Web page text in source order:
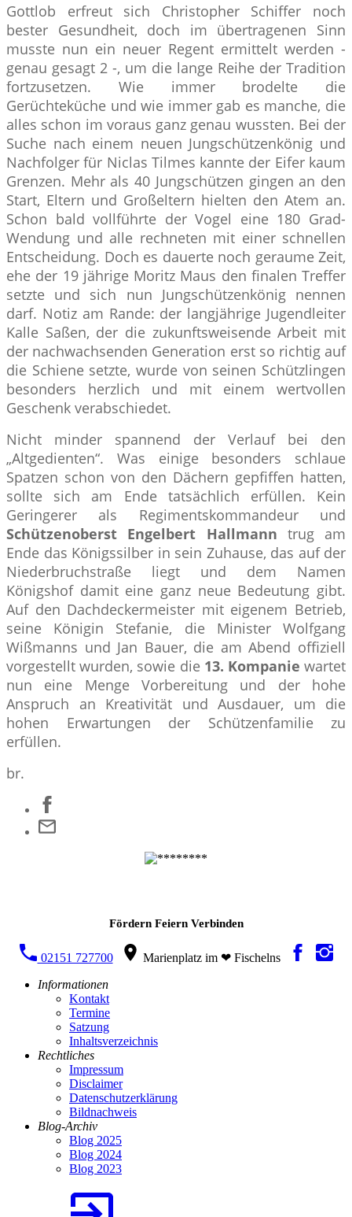
Gottlob erfreut sich Christopher Schiffer noch
bester Gesundheit, doch im übertragenen Sinn
musste nun ein neuer Regent ermittelt werden -
genau gesagt 2 -, um die lange Reihe der Tradition
fortzusetzen. Wie immer brodelte die
Gerüchteküche und wie immer gab es manche, die
alles schon im voraus ganz genau wussten. Bei der
Suche nach einem neuen Jungschützenkönig und
Nachfolger für Niclas Tilmes kannte der Eifer kaum
Grenzen. Mehr als 40 Jungschützen gingen an den
Start, Eltern und Großeltern hielten den Atem an.
Schon bald vollführte der Vogel eine 180 Grad-
Wendung und alle rechneten mit einer schnellen
Entscheidung. Doch es dauerte noch geraume Zeit,
ehe der 19 jährige Moritz Maus den finalen Treffer
setzte und sich nun Jungschützenkönig nennen
darf. Notiz am Rande: der langjährige Jugendleiter
Kalle Saßen, der die zukunftsweisende Arbeit mit
der nachwachsenden Generation erst so richtig auf
die Schiene setzte, wurde von seinen Schützlingen
besonders herzlich und mit einem wertvollen
Geschenk verabschiedet.
Nicht minder spannend der Verlauf bei den
„Altgedienten“. Was einige besonders schlaue
Spatzen schon von den Dächern gepfiffen hatten,
sollte sich am Ende tatsächlich erfüllen. Kein
Geringerer als Regimentskommandeur und
Schützenoberst Engelbert Hallmann trug am
Ende das Königssilber in sein Zuhause, das auf der
Niederbruchstraße liegt und dem Namen
Königshof damit eine ganz neue Bedeutung gibt.
Auf den Dachdeckermeister mit eigenem Betrieb,
seine Königin Stefanie, die Minister Wolfgang
Wißmanns und Jan Bauer, die am Abend offiziell
vorgestellt wurden, sowie die 13. Kompanie wartet
nun eine Menge Vorbereitung und der hohe
Anspruch an Kreativität und Ausdauer, um die
hohen Erwartungen der Schützenfamilie zu
erfüllen.
br.
Fördern Feiern Verbinden
02151 727700
Marienplatz im ❤ Fischelns
Informationen
Kontakt
Termine
Satzung
Inhaltsverzeichnis
Rechtliches
Impressum
Disclaimer
Datenschutzerklärung
Bildnachweis
Blog-Archiv
Blog 2025
Blog 2024
Blog 2023